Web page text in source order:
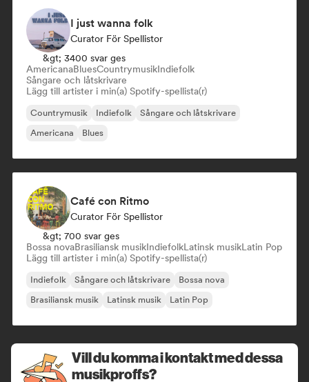
I just wanna folk
Curator För Spellistor
&gt; 3400 svar ges
AmericanaBluesCountrymusikIndiefolk
Sångare och låtskrivare
Lägg till artister i min(a) Spotify-spellista(r)
Countrymusik Indiefolk
Sångare och låtskrivare
Americana
Blues
Café con Ritmo
Curator För Spellistor
&gt; 700 svar ges
Bossa novaBrasiliansk musikIndiefolkLatinsk musikLatin Pop
Lägg till artister i min(a) Spotify-spellista(r)
Indiefolk Sångare och låtskrivare
Bossa nova
Brasiliansk musik
Latinsk musik Latin Pop
Vill du komma i kontakt med dessa
musikproffs?